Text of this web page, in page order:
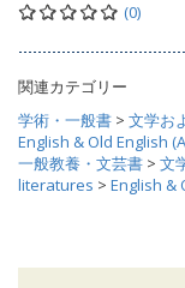
(0)
関連カテゴリー
学術・一般書 > 文学お
English & Old English
一般教養・文芸書 > 文
literatures > English &